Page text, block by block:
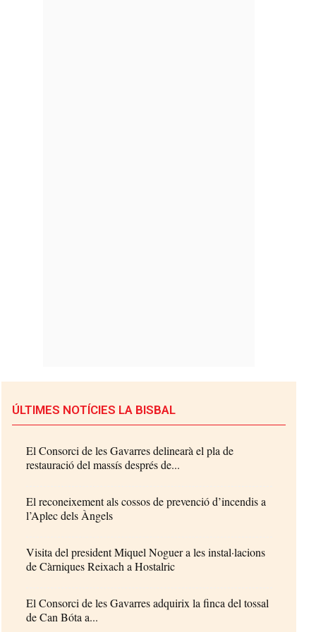
ÚLTIMES NOTÍCIES LA BISBAL
El Consorci de les Gavarres delinearà el pla de
restauració del massís després de...
El reconeixement als cossos de prevenció d’incendis a
l’Aplec dels Àngels
Visita del president Miquel Noguer a les instal·lacions
de Càrniques Reixach a Hostalric
El Consorci de les Gavarres adquirix la finca del tossal
de Can Bóta a...